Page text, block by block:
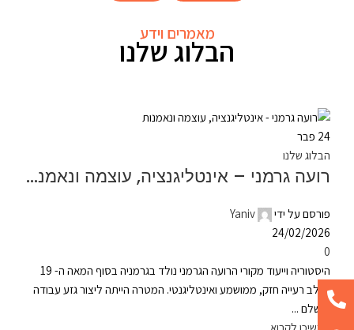
מאמרים וידע
הבלוג שלנו
24 פבר
הבלוג שלנו
רועה גרמני – אינטליגנציה, עוצמה ונאמנות
פורסם על ידי
Yaniv
24/02/2026
0
היסטוריה וייעוד מקורי הרועה הגרמני נולד בגרמניה בסוף המאה ה- 19
ככלב רעייה חזק, ממושמע ואינטליגנטי. המטרה הייתה ליצור גזע עבודה
מושלם ...
המשיכו לקרוא